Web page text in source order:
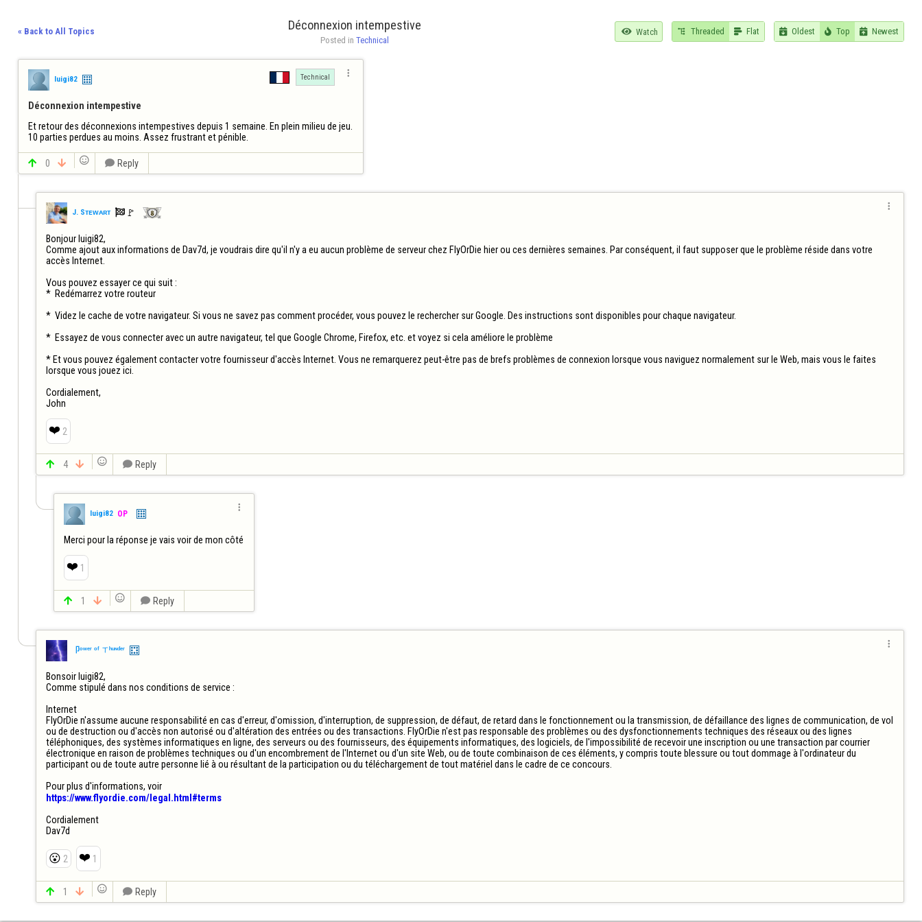
« Back to All Topics Déconnexion intempestive
Posted in Technical
 Watch  Threaded  Flat  Oldest  Top  Newest
luigi82 Technical 
Déconnexion intempestive
Et retour des déconnexions intempestives depuis 1 semaine. En plein milieu de jeu.
10 parties perdues au moins. Assez frustrant et pénible.
 0    Reply
J. Sᴛᴇᴡᴀʀᴛ  🚩️

Bonjour luigi82,
Comme ajout aux informations de Dav7d, je voudrais dire qu'il n'y a eu aucun problème de serveur chez FlyOrDie hier ou ces dernières semaines. Par conséquent, il faut supposer que le problème réside dans votre
accès Internet.
Vous pouvez essayer ce qui suit :
*  Redémarrez votre routeur
*  Videz le cache de votre navigateur. Si vous ne savez pas comment procéder, vous pouvez le rechercher sur Google. Des instructions sont disponibles pour chaque navigateur.
*  Essayez de vous connecter avec un autre navigateur, tel que Google Chrome, Firefox, etc. et voyez si cela améliore le problème
* Et vous pouvez également contacter votre fournisseur d'accès Internet. Vous ne remarquerez peut-être pas de brefs problèmes de connexion lorsque vous naviguez normalement sur le Web, mais vous le faites
lorsque vous jouez ici.
Cordialement,
John
❤️ 2
 4    Reply
luigi82 OP

Merci pour la réponse je vais voir de mon côté
❤️ 1
 1    Reply
卩ᵒʷᵉʳ ᵒᶠ ㄒʰᵘᶰᵈᵉʳ

Bonsoir luigi82,
Comme stipulé dans nos conditions de service :
Internet
FlyOrDie n'assume aucune responsabilité en cas d'erreur, d'omission, d'interruption, de suppression, de défaut, de retard dans le fonctionnement ou la transmission, de défaillance des lignes de communication, de vol
ou de destruction ou d'accès non autorisé ou d'altération des entrées ou des transactions. FlyOrDie n'est pas responsable des problèmes ou des dysfonctionnements techniques des réseaux ou des lignes
téléphoniques, des systèmes informatiques en ligne, des serveurs ou des fournisseurs, des équipements informatiques, des logiciels, de l'impossibilité de recevoir une inscription ou une transaction par courrier
électronique en raison de problèmes techniques ou d'un encombrement de l'Internet ou d'un site Web, ou de toute combinaison de ces éléments, y compris toute blessure ou tout dommage à l'ordinateur du
participant ou de toute autre personne lié à ou résultant de la participation ou du téléchargement de tout matériel dans le cadre de ce concours.
https://www.flyordie.com/legal.html#terms
Cordialement
Dav7d
😮 2 ❤️ 1
 1    Reply